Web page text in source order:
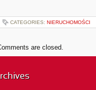
CATEGORIES: NIERUCHOMOŚCI
are closed.